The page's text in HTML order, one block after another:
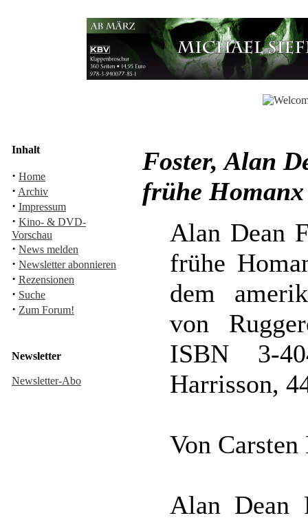
Inhalt
· Home
· Archiv
· Impressum
· Kino- & DVD-
Vorschau
· News melden
· Newsletter abonnieren
· Rezensionen
· Suche
· Zum Forum!
Newsletter
Newsletter-Abo
Foster, Alan
frühe
Alan Dean
frühe
dem
von
ISBN 3-
Harrisson,
Von
Alan Dean